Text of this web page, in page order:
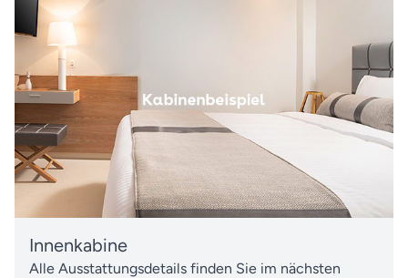
Innenkabine
Alle Ausstattungsdetails finden Sie im nächsten